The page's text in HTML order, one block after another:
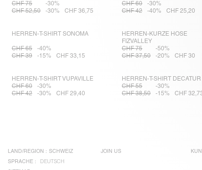
CHF 75
-30%
CHF 52,50
-30% CHF 36,75
CHF 60
-30%
CHF 42
-40% CHF 25,20
HERREN-T-SHIRT SONOMA
CHF 65
-40%
CHF 39
-15% CHF 33,15
HERREN-KURZE HOSE
FIZVALLEY
CHF 75
-50%
CHF 37,50
-20% CHF 30
HERREN-T-SHIRT VUPAVILLE
CHF 60
-30%
CHF 42
-30% CHF 29,40
HERREN-T-SHIRT DECATUR
CHF 55
-30%
CHF 38,50
-15% CHF
LAND/REGION : SCHWEIZ
SPRACHE :
DEUTSCH
JOIN US